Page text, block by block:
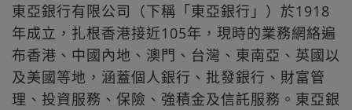
東亞銀行有限公司（下稱「東亞銀行」）於1918
年成立，扎根香港接近105年，現時的業務網絡遍
布香港、中國內地、澳門、台灣、東南亞、英國以
及美國等地，涵蓋個人銀行、批發銀行、財富管
理、投資服務、保險、強積金及信託服務。東亞銀